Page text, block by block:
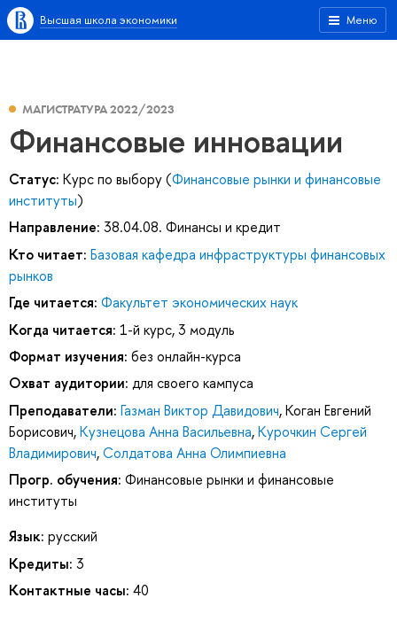
Меню
Высшая школа экономики
МАГИСТРАТУРА 2022/2023
Финансовые инновации
Статус: Курс по выбору (Финансовые рынки и финансовые
институты)
Направление: 38.04.08. Финансы и кредит
Кто читает: Базовая кафедра инфраструктуры финансовых
рынков
Где читается: Факультет экономических наук
Когда читается: 1-й курс, 3 модуль
Формат изучения: без онлайн-курса
Охват аудитории: для своего кампуса
Преподаватели: Газман Виктор Давидович,Коган Евгений
Борисович,Кузнецова Анна Васильевна,Курочкин Сергей
Владимирович,Солдатова Анна Олимпиевна
Прогр. обучения: Финансовые рынки и финансовые
институты
Язык: русский
Кредиты: 3
Контактные часы: 40